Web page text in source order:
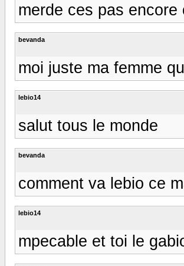
merde ces pas encore
bevanda
moi juste ma femme
lebio14
salut tous le monde
bevanda
comment va lebio ce
lebio14
mpecable et toi le